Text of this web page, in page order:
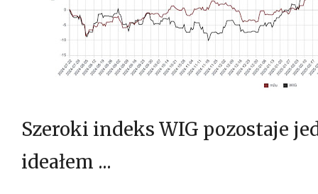
Szeroki indeks WIG pozostaje
ideałem ...